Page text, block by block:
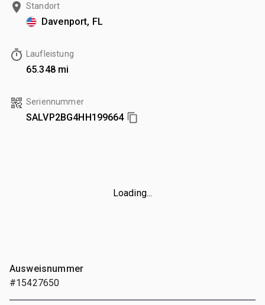
Standort
Davenport, FL
Laufleistung
65.348 mi
Seriennummer
SALVP2BG4HH199664
Loading...
Ausweisnummer
#15427650